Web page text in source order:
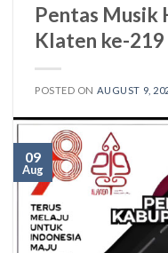
Pentas Musik
Klaten ke-
POSTED ON AUGUST 9,
09
Aug